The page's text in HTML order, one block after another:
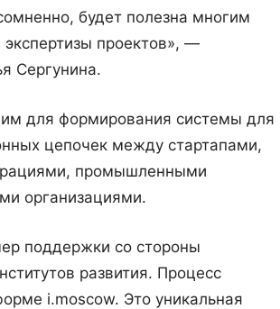
будет полезна многим
проектов», —
Сергунина.
для формирования системы для
цепочек между стартапами,
промышленными
организациями.
поддержки со стороны
развития. Процесс
i.moscow. Это уникальная